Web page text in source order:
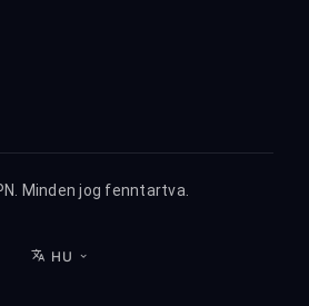
Minden jog fenntartva.
HU